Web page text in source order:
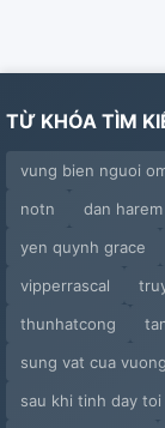
TỪ KHÓA TÌM
vung bien nguoi
notn
dan
yen quynh grace
vipperrascal
thunhatcong
sung vat cua
sau khi tinh day